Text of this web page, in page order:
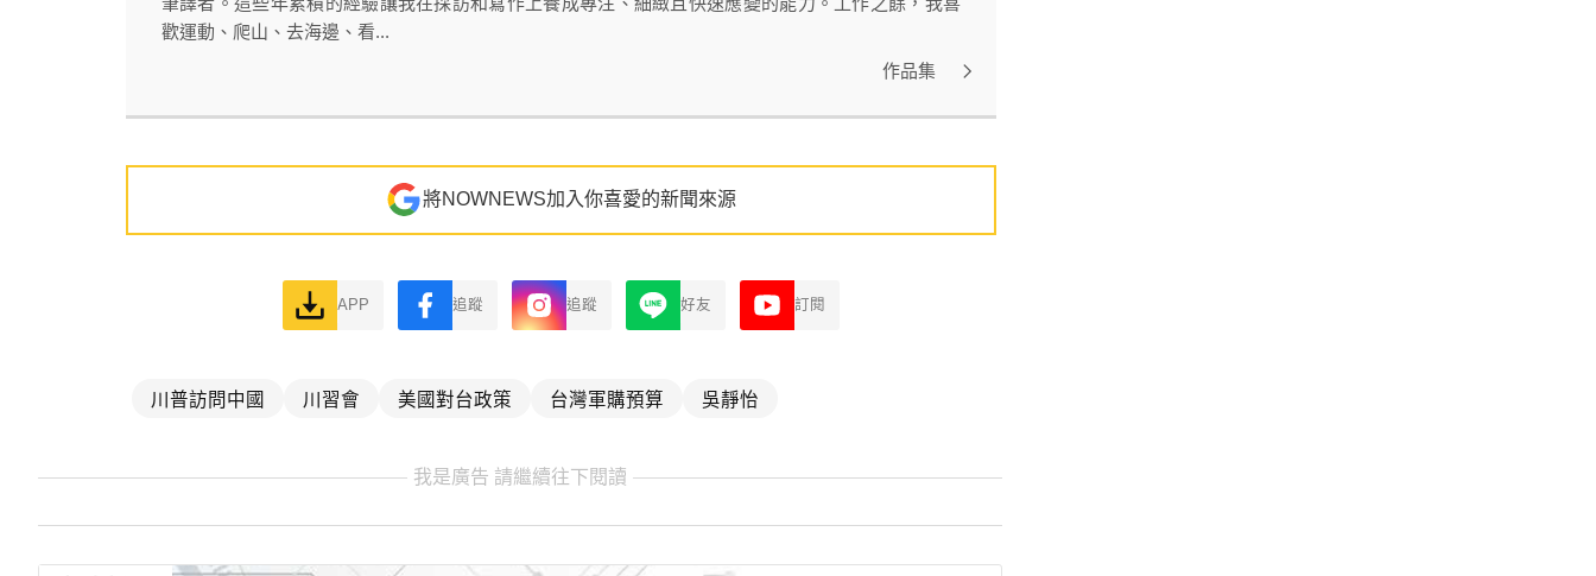
歡運動、爬山、去海邊、看...
作品集
將NOWNEWS加入你喜愛的新聞來源
APP 追蹤 追蹤 好友 訂閱
川普訪問中國 川習會 美國對台政策 台灣軍購預算 吳靜怡
我是廣告 請繼續往下閱讀